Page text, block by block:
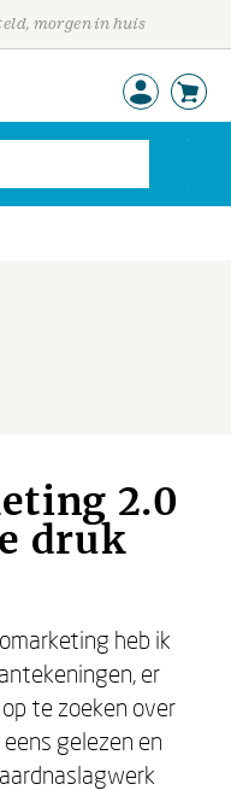
morgen in huis
2.0
druk
heb ik
er
te zoeken over
gelezen en